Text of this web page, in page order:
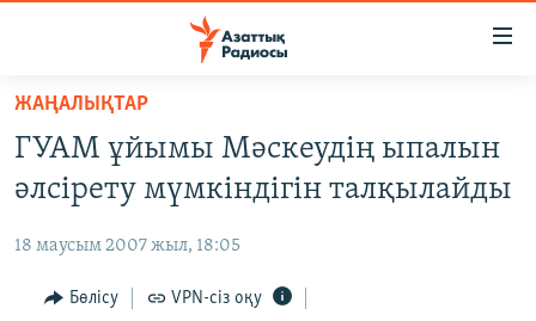
Skip
main
content
to
Navigation
AZATTYQTV
ҚАҢТАР ОҚИҒАСЫ
АДАМ ҚҰҚЫҚТАРЫ
ЖАҢАЛЫҚТАР
ГУАМ ұйымы Мәскеудің ыпалын
әлсірету мүмкіндігін талқылайды
18 маусым 2007 жыл, 18:05
Бөлісу VPN-сіз оқу